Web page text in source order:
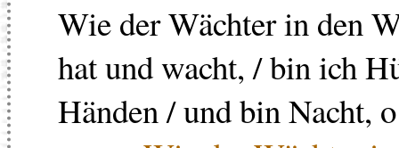
Wie der Wächter in den
hat und wacht, / bin ich
Händen / und bin Nacht,